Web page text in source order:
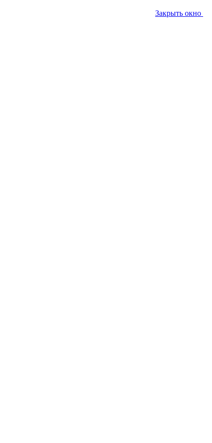
Закрыть окно